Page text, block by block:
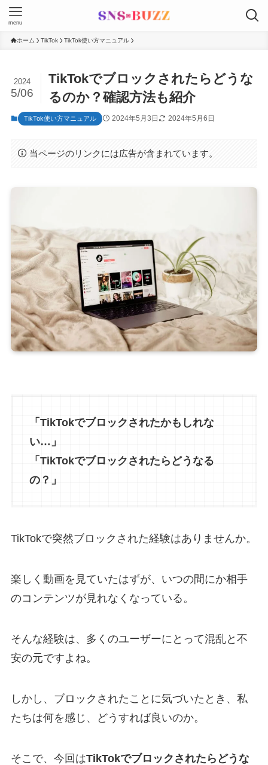
menu
ホーム TikTok TikTok使い方マニュアル
TikTokでブロックされたらどうな
るのか？確認方法も紹介
2024
5/06
TikTok使い方マニュアル 2024年5月3日 2024年5月6日
当ページのリンクには広告が含まれています。
「TikTokでブロックされたかもしれな
い…」
「TikTokでブロックされたらどうなる
の？」
TikTokで突然ブロックされた経験はありませんか。
楽しく動画を見ていたはずが、いつの間にか相手
のコンテンツが見れなくなっている。
そんな経験は、多くのユーザーにとって混乱と不
安の元ですよね。
しかし、ブロックされたことに気づいたとき、私
たちは何を感じ、どうすれば良いのか。
そこで、今回はTikTokでブロックされたらどうな